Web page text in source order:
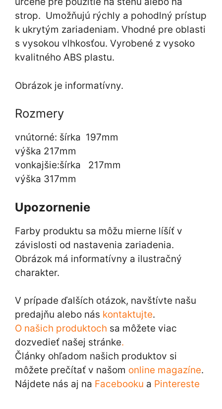
strop. Umožňujú rýchly a pohodlný prístup
k ukrytým zariadeniam. Vhodné pre oblasti
s vysokou vlhkosťou. Vyrobené z vysoko
kvalitného ABS plastu.
Obrázok je informatívny.
Rozmery
vnútorné: šírka 197mm
výška 217mm
vonkajšie:šírka 217mm
výška 317mm
Upozornenie
Farby produktu sa môžu mierne líšíť v
závislosti od nastavenia zariadenia.
Obrázok má informatívny a ilustračný
charakter.
V prípade ďalších otázok, navštívte našu
predajňu alebo nás kontaktujte.
O našich produktoch sa môžete viac
dozvedieť našej stránke.
Články ohľadom našich produktov si
môžete prečítať v našom online magazíne.
Nájdete nás aj na Facebooku a Pintereste